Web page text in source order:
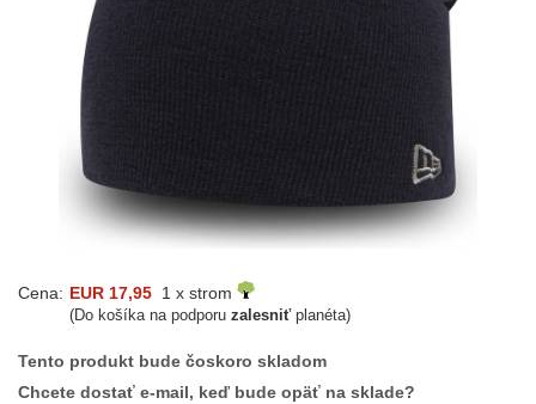
Cena: EUR 17,95 1 x strom
(Do košíka na podporu zalesniťplanéta)
Tento produkt bude čoskoro skladom
Chcete dostať e-mail, keď bude opäť na sklade?